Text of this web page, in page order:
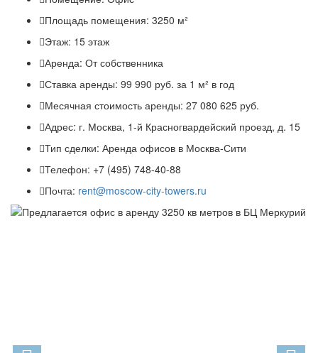
Площадь помещения: 3250 м²
Этаж: 15 этаж
Аренда: От собственника
Ставка аренды: 99 990 руб. за 1 м² в год
Месячная стоимость аренды: 27 080 625 руб.
Адрес: г. Москва, 1-й Красногвардейский проезд, д. 15
Тип сделки: Аренда офисов в Москва-Сити
Телефон: +7 (495) 748-40-88
Почта: rent@moscow-city-towers.ru
Previous